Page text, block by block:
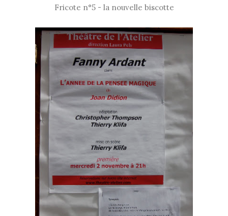
Fricote n°5 - la nouvelle biscotte